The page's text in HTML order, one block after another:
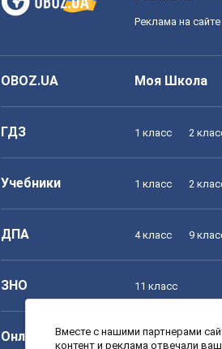
Реклама на сайте
OBOZ.UA Моя Школа
ГДЗ 1 класс 2
Учебники 1 класс 2
ДПА 4 класс 9
ЗНО 11 класс
Онлайн уроки 1 класс 2
Вместе с нашими партнерами
контент и реклама отвечали